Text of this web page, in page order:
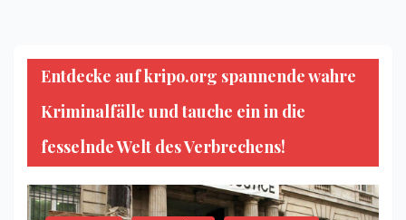
Entdecke auf kripo.org spannende wahre
Kriminalfälle und tauche ein in die
fesselnde Welt des Verbrechens!